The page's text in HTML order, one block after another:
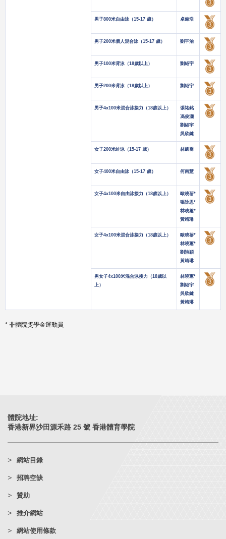
男子800米自由泳（15-17 歲） 卓銘浩
男子200米個人混合泳（15-17 歲） 劉平治
男子100米背泳（18歲以上） 劉紹宇
男子200米背泳（18歲以上） 劉紹宇
男子4x100米混合泳接力（18歲以上）
張祐銘
馮俊灝
劉紹宇
吳欣鍵
女子200米蛙泳（15-17 歲） 林凱喬
女子400米自由泳（15-17 歲） 何南慧
女子4x100米自由泳接力（18歲以上）
歐曉蓓*
張詠恩*
林曉蕙*
黃靖琳
女子4x100米混合泳接力（18歲以上）
歐曉蓓*
林曉蕙*
劉詩穎
黃靖琳
男女子4x100米混合泳接力（18歲以
上）
林曉蕙*
劉紹宇
吳欣鍵
黃靖琳
* 非體院獎學金運動員
體院地址:
香港新界沙田源禾路 25 號 香港體育學院
網站目錄
招聘空缺
贊助
推介網站
網站使用條款